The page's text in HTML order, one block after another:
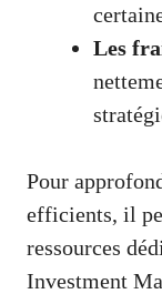
Les
Pour
efficients, il
ressources
Investment